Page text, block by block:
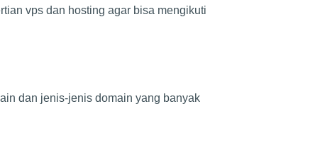
vps dan hosting agar bisa mengikuti
dan jenis-jenis domain yang banyak